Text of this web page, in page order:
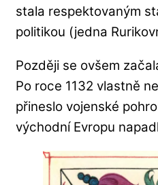
stala respektovaným
politikou (jedna
Později se ovšem
Po roce 1132 vlastně
přineslo vojenské
východní Evropu